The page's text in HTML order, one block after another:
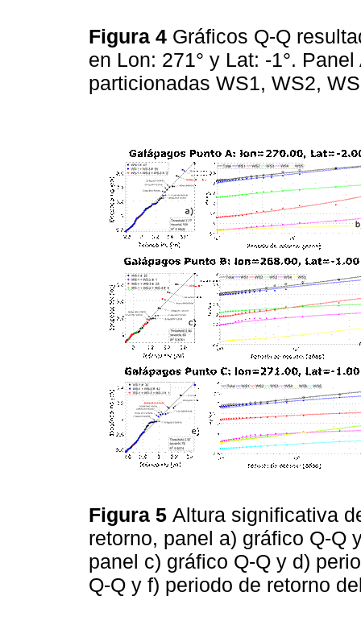
Figura 4 Gráficos Q-Q
en Lon: 271° y Lat: -1°.
particionadas WS1, WS2,
Figura 5 Altura significativa
retorno, panel a) gráfico Q-Q
panel c) gráfico Q-Q y d)
Q-Q y f) periodo de retorno